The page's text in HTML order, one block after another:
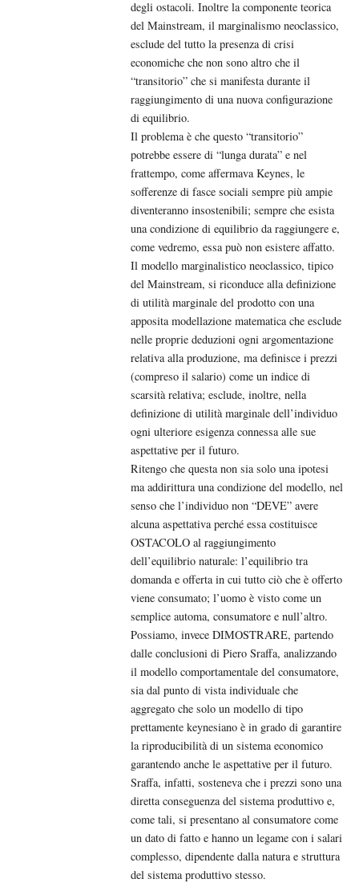
degli ostacoli. Inoltre la componente teorica
del Mainstream, il marginalismo neoclassico,
esclude del tutto la presenza di crisi
economiche che non sono altro che il
“transitorio” che si manifesta durante il
raggiungimento di una nuova configurazione
di equilibrio.
Il problema è che questo “transitorio”
potrebbe essere di “lunga durata” e nel
frattempo, come affermava Keynes, le
sofferenze di fasce sociali sempre più ampie
diventeranno insostenibili; sempre che esista
una condizione di equilibrio da raggiungere e,
come vedremo, essa può non esistere affatto.
Il modello marginalistico neoclassico, tipico
del Mainstream, si riconduce alla definizione
di utilità marginale del prodotto con una
apposita modellazione matematica che esclude
nelle proprie deduzioni ogni argomentazione
relativa alla produzione, ma definisce i prezzi
(compreso il salario) come un indice di
scarsità relativa; esclude, inoltre, nella
definizione di utilità marginale dell’individuo
ogni ulteriore esigenza connessa alle sue
aspettative per il futuro.
Ritengo che questa non sia solo una ipotesi
ma addirittura una condizione del modello, nel
senso che l’individuo non “DEVE” avere
alcuna aspettativa perché essa costituisce
OSTACOLO al raggiungimento
dell’equilibrio naturale: l’equilibrio tra
domanda e offerta in cui tutto ciò che è offerto
viene consumato; l’uomo è visto come un
semplice automa, consumatore e null’altro.
Possiamo, invece DIMOSTRARE, partendo
dalle conclusioni di Piero Sraffa, analizzando
il modello comportamentale del consumatore,
sia dal punto di vista individuale che
aggregato che solo un modello di tipo
prettamente keynesiano è in grado di garantire
la riproducibilità di un sistema economico
garantendo anche le aspettative per il futuro.
Sraffa, infatti, sosteneva che i prezzi sono una
diretta conseguenza del sistema produttivo e,
come tali, si presentano al consumatore come
un dato di fatto e hanno un legame con i salari
complesso, dipendente dalla natura e struttura
del sistema produttivo stesso.